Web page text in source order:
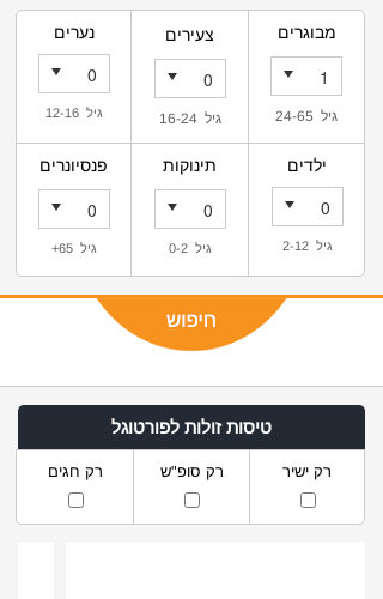
מבוגרים
גיל 24-65
צעירים
גיל 16-24
נערים
גיל 12-16
ילדים
גיל 2-12
תינוקות
גיל 0-2
פנסיונרים
גיל 65+
טיסות זולות לפורטוגל
רק ישיר רק סופ"ש רק חגים